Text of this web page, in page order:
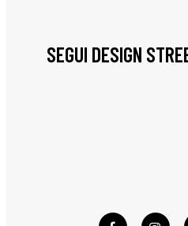
SEGUI DESIGN